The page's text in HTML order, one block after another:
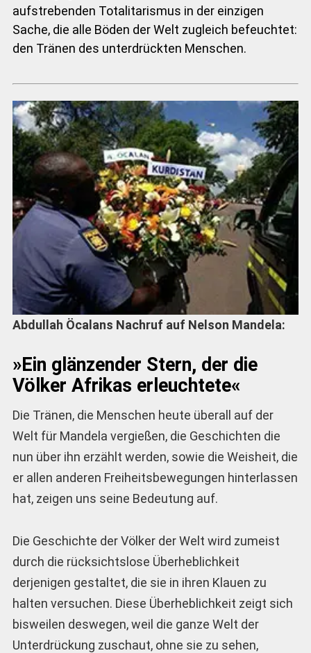
aufstrebenden Totalitarismus in der einzigen
Sache, die alle Böden der Welt zugleich befeuchtet:
den Tränen des unterdrückten Menschen.
Abdullah Öcalans Nachruf auf Nelson Mandela:
»Ein glänzender Stern, der die
Völker Afrikas erleuchtete«
Die Tränen, die Menschen heute überall auf der
Welt für Mandela vergießen, die Geschichten die
nun über ihn erzählt werden, sowie die Weisheit, die
er allen anderen Freiheitsbewegungen hinterlassen
hat, zeigen uns seine Bedeutung auf.
Die Geschichte der Völker der Welt wird zumeist
durch die rücksichtslose Überheblichkeit
derjenigen gestaltet, die sie in ihren Klauen zu
halten versuchen. Diese Überheblichkeit zeigt sich
bisweilen deswegen, weil die ganze Welt der
Unterdrückung zuschaut, ohne sie zu sehen,